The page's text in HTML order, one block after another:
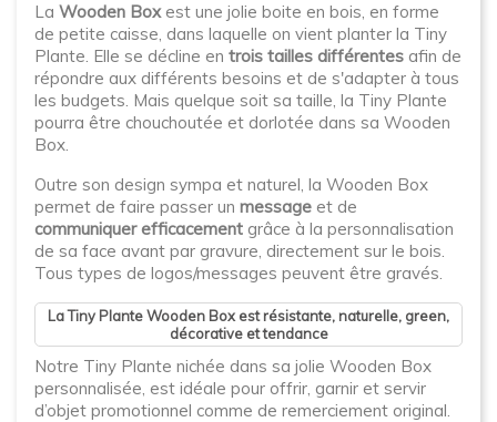
La Wooden Boxest une jolie boite en bois, en forme
de petite caisse, dans laquelle on vient planter la Tiny
Plante. Elle se décline en trois tailles différentes afin de
répondre aux différents besoins et de s'adapter à tous
les budgets. Mais quelque soit sa taille, la Tiny Plante
pourra être chouchoutée et dorlotée dans sa Wooden
Box.
Outre son design sympa et naturel, la Wooden Box
permet de faire passer un message et de
communiquer efficacement grâce à la personnalisation
de sa face avant par gravure, directement sur le bois.
Tous types de logos/messages peuvent être gravés.
La Tiny Plante Wooden Box est résistante, naturelle, green,
décorative et tendance
Notre Tiny Plante nichée dans sa jolie Wooden Box
personnalisée, est idéale pour offrir, garnir et servir
d’objet promotionnel comme de remerciement original.